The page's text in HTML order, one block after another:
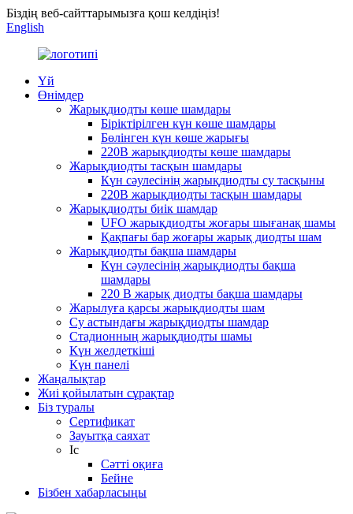
Біздің веб-сайттарымызға қош келдіңіз!
English
Үй
Өнімдер
Жарықдиодты көше шамдары
Біріктірілген күн көше шамдары
Бөлінген күн көше жарығы
220В жарықдиодты көше шамдары
Жарықдиодты тасқын шамдары
Күн сәулесінің жарықдиодты су тасқыны
220В жарықдиодты тасқын шамдары
Жарықдиодты биік шамдар
UFO жарықдиодты жоғары шығанақ шамы
Қақпағы бар жоғары жарық диодты шам
Жарықдиодты бақша шамдары
Күн сәулесінің жарықдиодты бақша
шамдары
220 В жарық диодты бақша шамдары
Жарылуға қарсы жарықдиодты шам
Су астындағы жарықдиодты шамдар
Стадионның жарықдиодты шамы
Күн желдеткіші
Күн панелі
Жаңалықтар
Жиі қойылатын сұрақтар
Біз туралы
Сертификат
Зауытқа саяхат
Іс
Сәтті оқиға
Бейне
Бізбен хабарласыңы